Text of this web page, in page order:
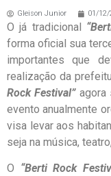
Gleison Junior 01/12/
O já tradicional
forma oficial sua
importantes que
realização da
Rock Festival”agora
evento anualmente
visa levar aos
seja na música,
O “Berti Rock